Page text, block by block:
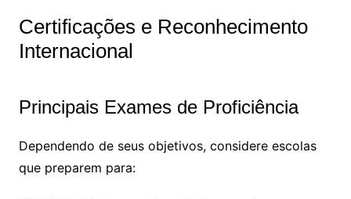
Certificações e Reconhecimento
Internacional
Principais Exames de Proficiência
Dependendo de seus objetivos, considere escolas
que preparem para: